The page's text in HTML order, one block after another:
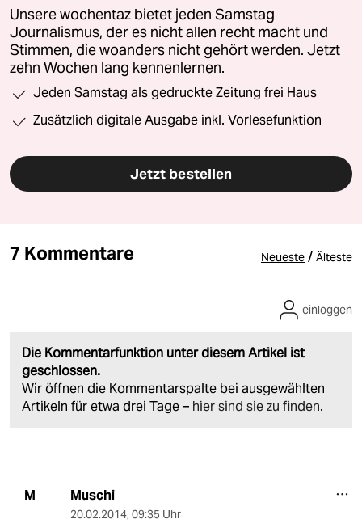
Unsere wochentaz bietet jeden Samstag
Journalismus, der es nicht allen recht macht und
Stimmen, die woanders nicht gehört werden. Jetzt
zehn Wochen lang kennenlernen.
Jeden Samstag als gedruckte Zeitung frei Haus
Zusätzlich digitale Ausgabe inkl. Vorlesefunktion
Jetzt bestellen
7 Kommentare Neueste / Älteste
Die Kommentarfunktion unter diesem Artikel ist
geschlossen.
Wir öffnen die Kommentarspalte bei ausgewählten
Artikeln für etwa drei Tage – hier sind sie zu finden.
einloggen
M Muschi
20.02.2014, 09:35 Uhr